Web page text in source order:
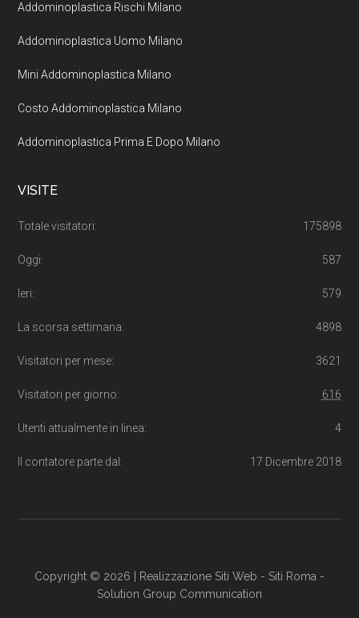
Addominoplastica Rischi Milano
Addominoplastica Uomo Milano
Mini Addominoplastica Milano
Costo Addominoplastica Milano
Addominoplastica Prima E Dopo Milano
VISITE
175898
Totale visitatori:
587
Oggi:
579
Ieri:
4898
La scorsa settimana:
3621
Visitatori per mese:
616
Visitatori per giorno:
4
Utenti attualmente in linea:
17 Dicembre 2018
Il contatore parte dal:
Copyright © 2026 | Realizzazione Siti Web - Siti Roma -
Solution Group Communication